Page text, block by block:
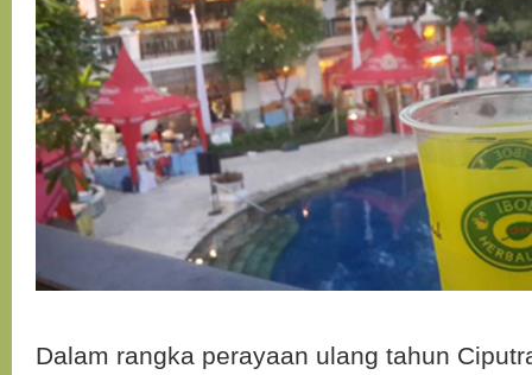
Dalam rangka perayaan ulang tahun